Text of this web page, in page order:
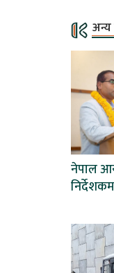
नेपाल